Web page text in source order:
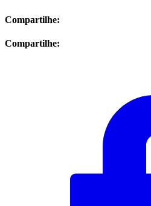
Compartilhe:
Compartilhe: